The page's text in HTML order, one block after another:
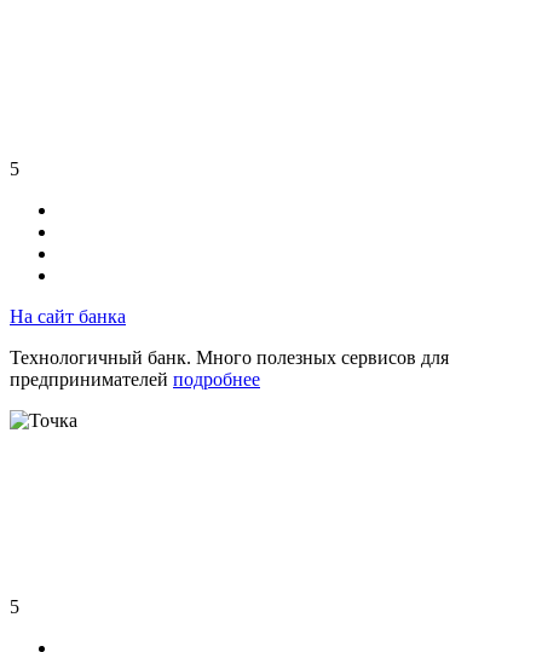
5
На сайт банка
Технологичный банк. Много полезных сервисов для
предпринимателей подробнее
5